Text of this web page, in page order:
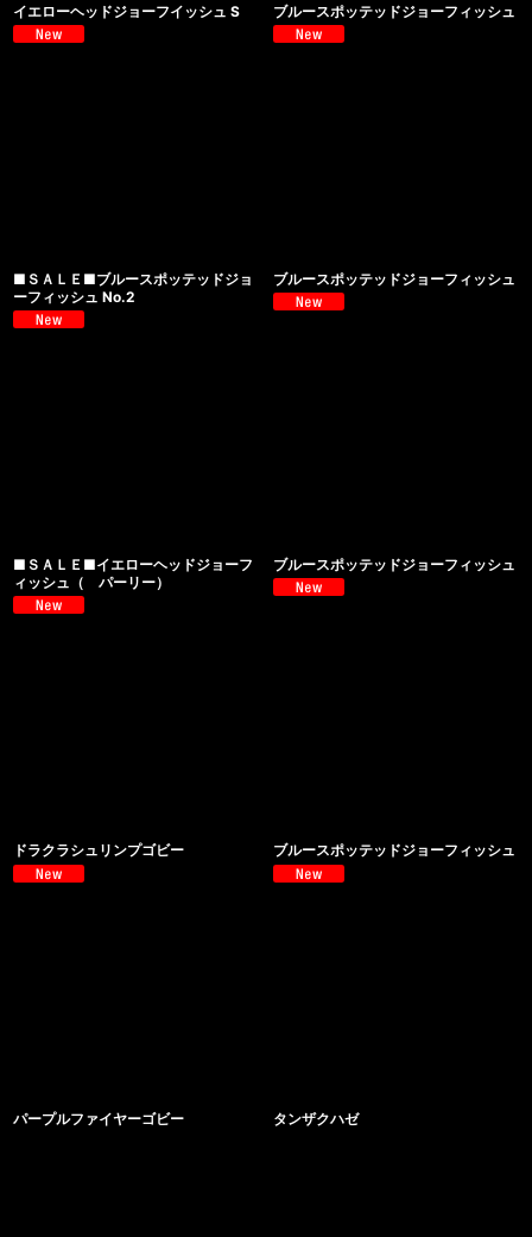
イエローヘッドジョーフイッシュ S ブルースポッテッドジョーフィッシュ
■ＳＡＬＥ■ブルースポッテッドジョ
ーフィッシュ No.2
ブルースポッテッドジョーフィッシュ
■ＳＡＬＥ■イエローヘッドジョーフ
ィッシュ（ パーリー）
ブルースポッテッドジョーフィッシュ
ドラクラシュリンプゴビー ブルースポッテッドジョーフィッシュ
パープルファイヤーゴビー タンザクハゼ